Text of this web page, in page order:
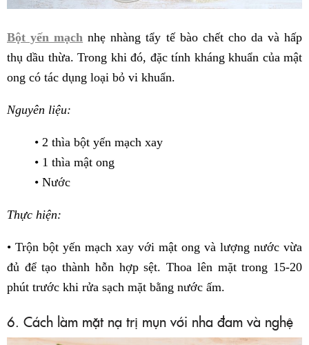
Bột yến mạch nhẹ nhàng tẩy tế bào chết cho da và hấp
thụ dầu thừa. Trong khi đó, đặc tính kháng khuẩn của mật
ong có tác dụng loại bỏ vi khuẩn.
Nguyên liệu:
• 2 thìa bột yến mạch xay
• 1 thìa mật ong
• Nước
Thực hiện:
• Trộn bột yến mạch xay với mật ong và lượng nước vừa
đủ để tạo thành hỗn hợp sệt. Thoa lên mặt trong 15-20
phút trước khi rửa sạch mặt bằng nước ấm.
6. Cách làm mặt nạ trị mụn với nha đam và nghệ